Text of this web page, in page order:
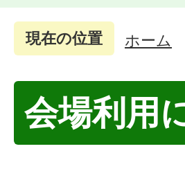
現在の位置 ホーム
会場利用